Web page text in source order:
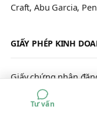
Craft, Abu Garcia,
GIẤY PHÉP KINH
Giấy chứng nhận
Ngày cấp:
20 tháng